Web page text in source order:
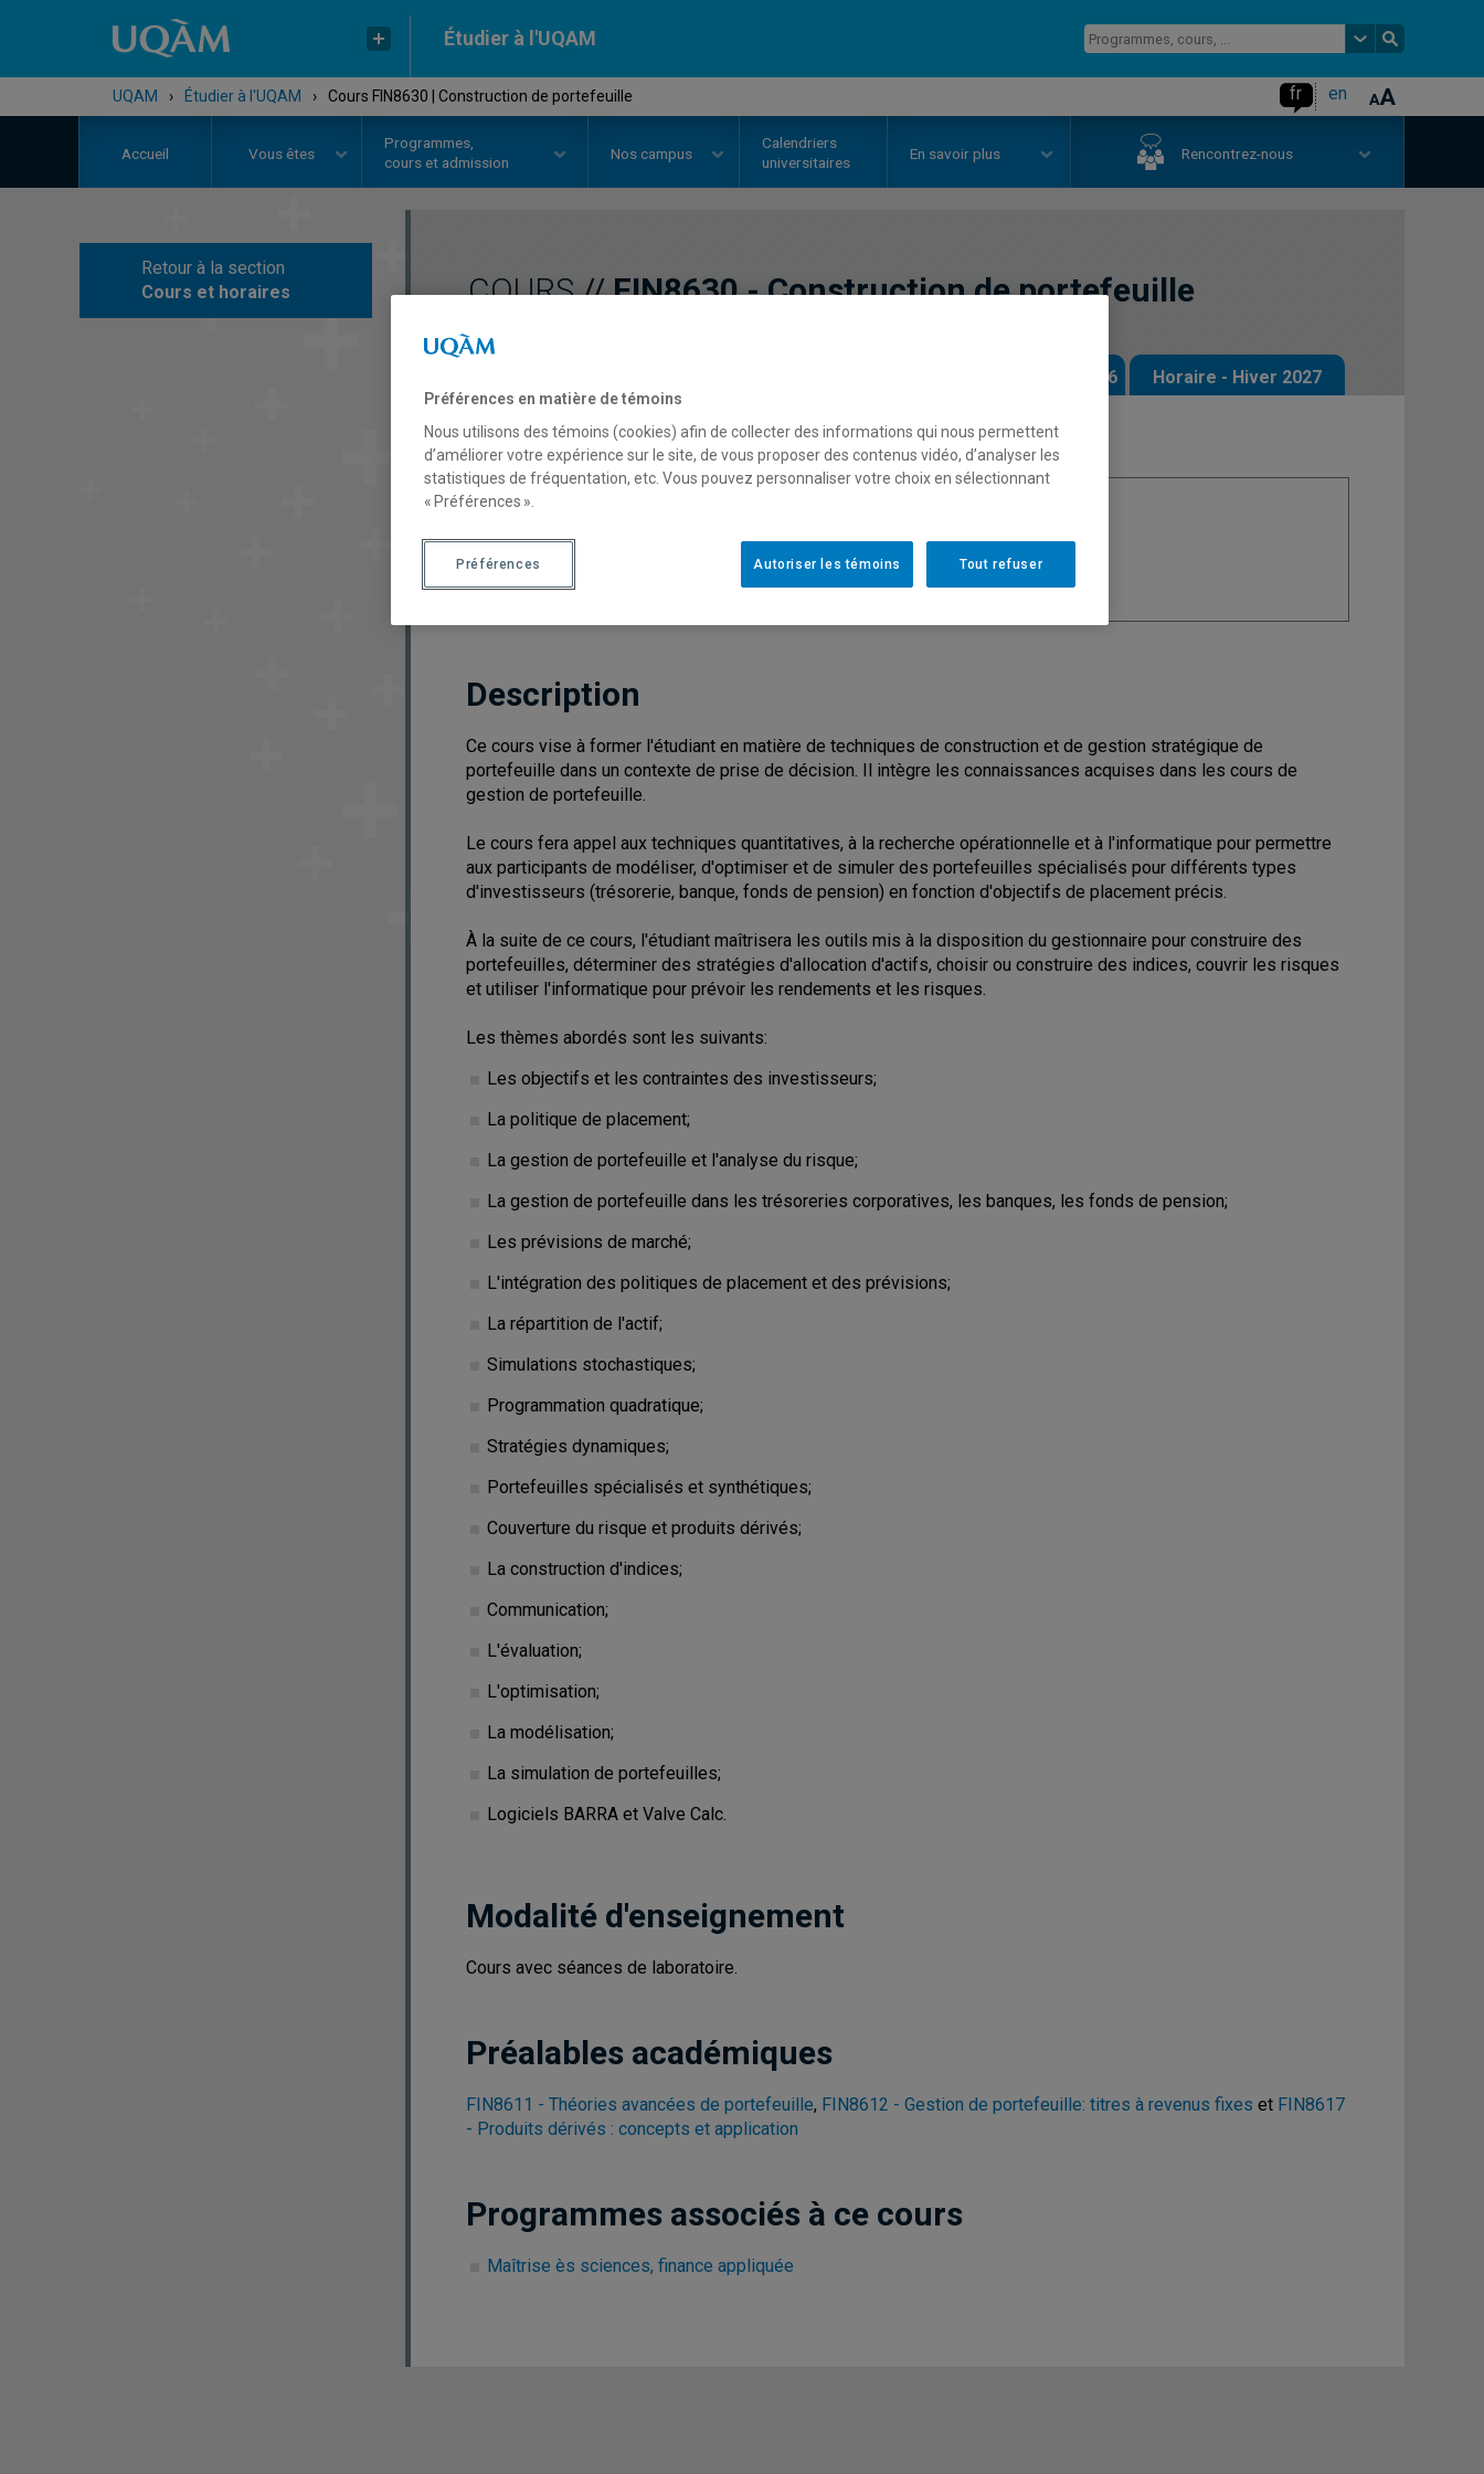
Étudier à l'UQAM
UQAM › Étudier à l'UQAM › Cours FIN8630 | Construction de portefeuille fr en
Accueil Vous êtes
Programmes,
cours et admission
Nos campus
Calendriers
universitaires
En savoir plus Rencontrez-nous
Retour à la section
Cours et horaires
COURS// FIN8630-Construction de portefeuille
Horaire - Automne 2026 Horaire - Hiver 2027
Nombre de crédits
Description
Ce cours vise à former l'étudiant en matière de techniques de construction et de gestion stratégique de
portefeuille dans un contexte de prise de décision. Il intègre les connaissances acquises dans les cours de
gestion de portefeuille.
Le cours fera appel aux techniques quantitatives, à la recherche opérationnelle et à l'informatique pour permettre
aux participants de modéliser, d'optimiser et de simuler des portefeuilles spécialisés pour différents types
d'investisseurs (trésorerie, banque, fonds de pension) en fonction d'objectifs de placement précis.
À la suite de ce cours, l'étudiant maîtrisera les outils mis à la disposition du gestionnaire pour construire des
portefeuilles, déterminer des stratégies d'allocation d'actifs, choisir ou construire des indices, couvrir les risques
et utiliser l'informatique pour prévoir les rendements et les risques.
Les thèmes abordés sont les suivants:
Les objectifs et les contraintes des investisseurs;
La politique de placement;
La gestion de portefeuille et l'analyse du risque;
La gestion de portefeuille dans les trésoreries corporatives, les banques, les fonds de pension;
Les prévisions de marché;
L'intégration des politiques de placement et des prévisions;
La répartition de l'actif;
Simulations stochastiques;
Programmation quadratique;
Stratégies dynamiques;
Portefeuilles spécialisés et synthétiques;
Couverture du risque et produits dérivés;
La construction d'indices;
Communication;
L'évaluation;
L'optimisation;
La modélisation;
La simulation de portefeuilles;
Logiciels BARRA et Valve Calc.
Modalité d'enseignement
Cours avec séances de laboratoire.
Préalables académiques
FIN8611 - Théories avancées de portefeuille, FIN8612 - Gestion de portefeuille: titres à revenus fixes et FIN8617
- Produits dérivés : concepts et application
Programmes associés à ce cours
Maîtrise ès sciences, finance appliquée
Préférences en matière de témoins
Nous utilisons des témoins (cookies) afin de collecter des informations qui nous permettent
d’améliorer votre expérience sur le site, de vous proposer des contenus vidéo, d’analyser les
statistiques de fréquentation, etc. Vous pouvez personnaliser votre choix en sélectionnant
« Préférences ».
Tout refuser
Autoriser les témoins
Préférences